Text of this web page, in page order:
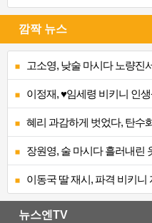
깜짝 뉴스
고소영, 낮술 마시다 노량진
이정재, ♥임세령 비키니 인
혜리 과감하게 벗었다, 탄수
장원영, 술 마시다 흘러내린
이동국 딸 재시, 파격 비키
뉴스엔TV